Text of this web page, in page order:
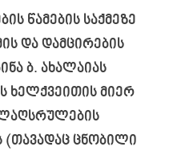
წამების საქმეზე
და დამცირების
ბ. ახალაიას
ხელქვეითის მიერ
(თავადაც ცნობილი